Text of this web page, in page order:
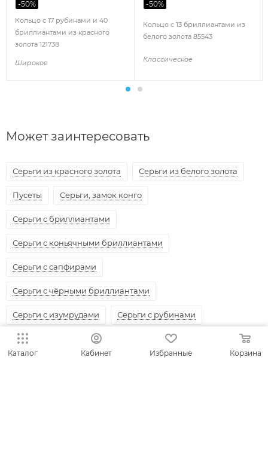
Кольцо с 17 рубинами и 40
бриллиантами из красного
золота 121738
Широкое
-50%
Кольцо с 13 бриллиантами из
белого золота 85543
Классическое
-50%
Может заинтересовать
Серьги из красного золота Серьги из белого золота
Пусеты Серьги, замок конго
Серьги с бриллиантами
Серьги с коньячными бриллиантами
Серьги с сапфирами
Серьги с чёрными бриллиантами
Серьги с изумрудами Серьги с рубинами
Серьги с танзанитами
Каталог Кабинет Избранные Корзина